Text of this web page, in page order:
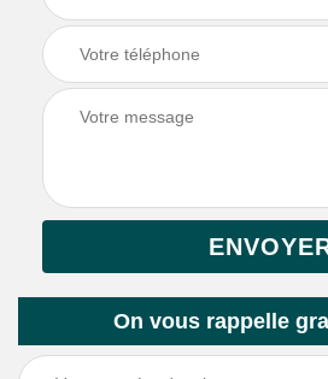
On vous rappelle